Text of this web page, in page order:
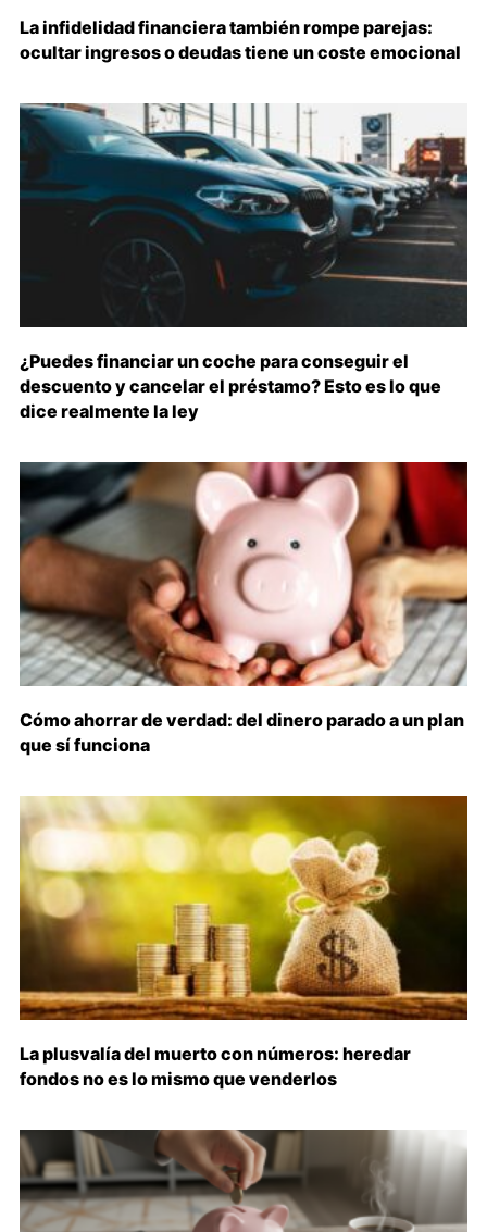
La infidelidad financiera también rompe parejas:
ocultar ingresos o deudas tiene un coste emocional
¿Puedes financiar un coche para conseguir el
descuento y cancelar el préstamo? Esto es lo que
dice realmente la ley
Cómo ahorrar de verdad: del dinero parado a un plan
que sí funciona
La plusvalía del muerto con números: heredar
fondos no es lo mismo que venderlos